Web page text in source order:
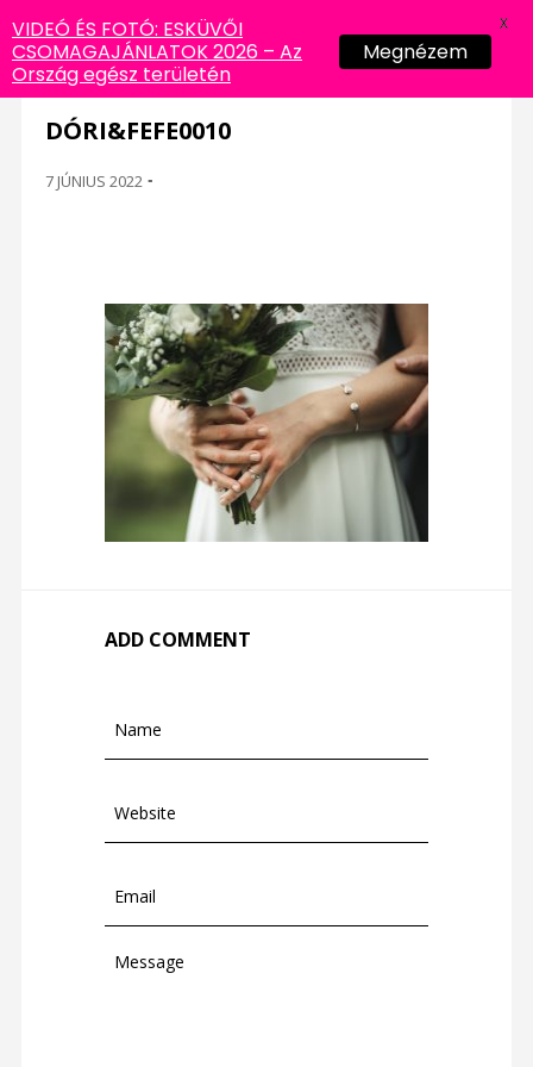
DÓRI&FEFE0010
7 JÚNIUS 2022 -
ADD COMMENT
VIDEÓ ÉS FOTÓ: ESKÜVŐI
CSOMAGAJÁNLATOK 2026 – Az
Ország egész területén
Megnézem
X